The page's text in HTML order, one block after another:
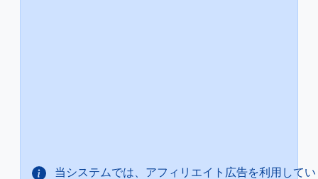
当システムでは、アフィリエイト広告を利用してい